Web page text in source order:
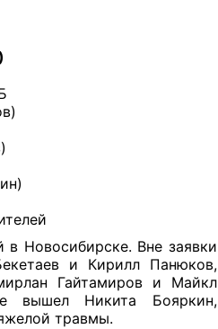
Новосибирске. Вне заявки
и Кирилл Панюков,
Гайтамиров и Майкл
вышел Никита Бояркин,
травмы.